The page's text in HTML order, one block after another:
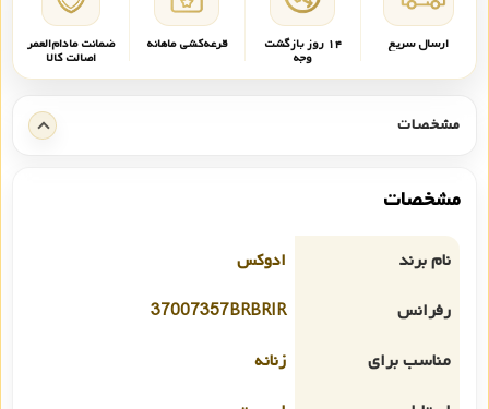
ارسال سریع ۱۴ روز بازگشت
وجه
قرعه‌کشی ماهانه ضمانت مادام‌العمر
اصالت کالا
مشخصات
مشخصات
نام برند
ادوکس
رفرانس
37007357BRBRIR
مناسب برای
زنانه